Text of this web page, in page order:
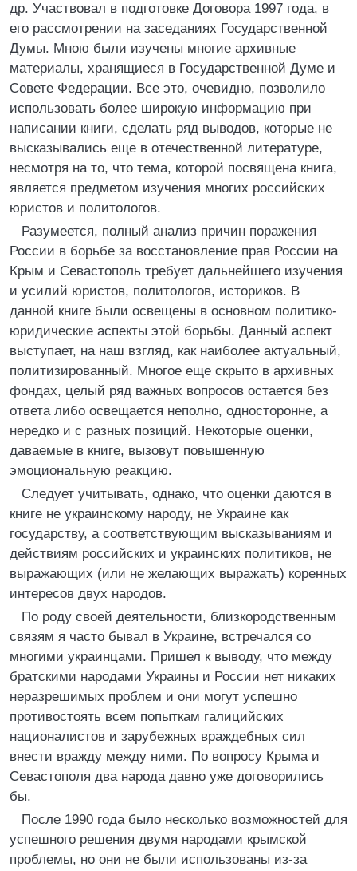
др. Участвовал в подготовке Договора 1997 года, в
его рассмотрении на заседаниях Государственной
Думы. Мною были изучены многие архивные
материалы, хранящиеся в Государственной Думе и
Совете Федерации. Все это, очевидно, позволило
использовать более широкую информацию при
написании книги, сделать ряд выводов, которые не
высказывались еще в отечественной литературе,
несмотря на то, что тема, которой посвящена книга,
является предметом изучения многих российских
юристов и политологов.
Разумеется, полный анализ причин поражения
России в борьбе за восстановление прав России на
Крым и Севастополь требует дальнейшего изучения
и усилий юристов, политологов, историков. В
данной книге были освещены в основном политико-
юридические аспекты этой борьбы. Данный аспект
выступает, на наш взгляд, как наиболее актуальный,
политизированный. Многое еще скрыто в архивных
фондах, целый ряд важных вопросов остается без
ответа либо освещается неполно, односторонне, а
нередко и с разных позиций. Некоторые оценки,
даваемые в книге, вызовут повышенную
эмоциональную реакцию.
Следует учитывать, однако, что оценки даются в
книге не украинскому народу, не Украине как
государству, а соответствующим высказываниям и
действиям российских и украинских политиков, не
выражающих (или не желающих выражать) коренных
интересов двух народов.
По роду своей деятельности, близкородственным
связям я часто бывал в Украине, встречался со
многими украинцами. Пришел к выводу, что между
братскими народами Украины и России нет никаких
неразрешимых проблем и они могут успешно
противостоять всем попыткам галицийских
националистов и зарубежных враждебных сил
внести вражду между ними. По вопросу Крыма и
Севастополя два народа давно уже договорились
бы.
После 1990 года было несколько возможностей для
успешного решения двумя народами крымской
проблемы, но они не были использованы из-за